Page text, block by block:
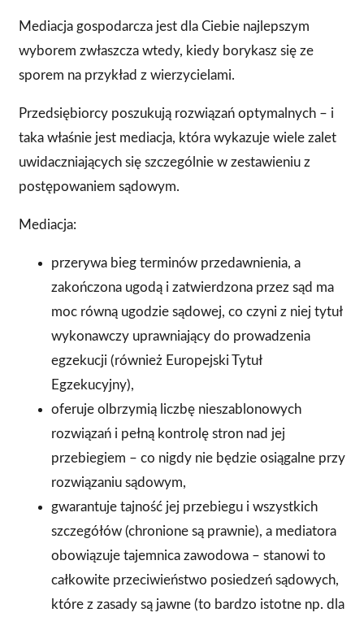
Mediacja gospodarcza jest dla Ciebie najlepszym
wyborem zwłaszcza wtedy, kiedy borykasz się ze
sporem na przykład z wierzycielami.
Przedsiębiorcy poszukują rozwiązań optymalnych – i
taka właśnie jest mediacja, która wykazuje wiele zalet
uwidaczniających się szczególnie w zestawieniu z
postępowaniem sądowym.
Mediacja:
przerywa bieg terminów przedawnienia, a
zakończona ugodą i zatwierdzona przez sąd ma
moc równą ugodzie sądowej, co czyni z niej tytuł
wykonawczy uprawniający do prowadzenia
egzekucji (również Europejski Tytuł
Egzekucyjny),
oferuje olbrzymią liczbę nieszablonowych
rozwiązań i pełną kontrolę stron nad jej
przebiegiem – co nigdy nie będzie osiągalne przy
rozwiązaniu sądowym,
gwarantuje tajność jej przebiegu i wszystkich
szczegółów (chronione są prawnie), a mediatora
obowiązuje tajemnica zawodowa – stanowi to
całkowite przeciwieństwo posiedzeń sądowych,
które z zasady są jawne (to bardzo istotne np. dla